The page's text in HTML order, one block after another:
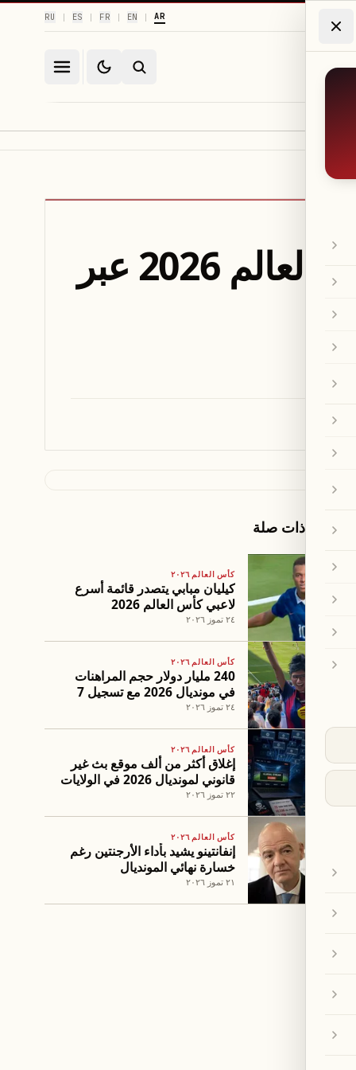
AR
|
EN
|
FR
|
ES
|
RU
منتخب كاب فيردي يحقق تأهلاً تاريخياً إلى كأس العالم 2026 عبر
مقالات ذات صلة
كأس العالم ٢٠٢٦
كيليان مبابي يتصدر قائمة أسرع
لاعبي كأس العالم 2026
٢٤ تموز ٢٠٢٦
كأس العالم ٢٠٢٦
240 مليار دولار حجم المراهنات
في مونديال 2026 مع تسجيل 7
إنذارات تحذيرية
٢٤ تموز ٢٠٢٦
كأس العالم ٢٠٢٦
إغلاق أكثر من ألف موقع بث غير
قانوني لمونديال 2026 في الولايات
المتحدة
٢٢ تموز ٢٠٢٦
كأس العالم ٢٠٢٦
إنفانتينو يشيد بأداء الأرجنتين رغم
خسارة نهائي المونديال
٢١ تموز ٢٠٢٦